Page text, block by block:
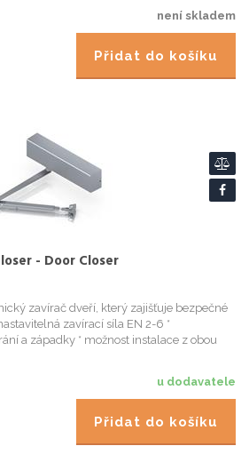
není skladem
Přidat do košíku
- Door Closer
zavírač dveří, který zajišťuje bezpečné
zavírací síla EN 2-6 *
a západky * možnost instalace z obou
u dodavatele
Přidat do košíku